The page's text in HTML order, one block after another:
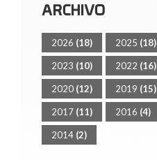
ARCHIVO
2026 (18) 2025 (18)
2023 (10) 2022 (16)
2020 (12) 2019 (15)
2017 (11) 2016 (4)
2014 (2)